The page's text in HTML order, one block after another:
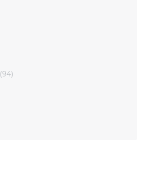
(94)